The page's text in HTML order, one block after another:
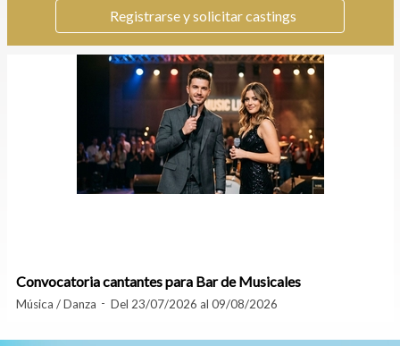
Registrarse y solicitar castings
Convocatoria cantantes para Bar de Musicales
Música / Danza Del 23/07/2026 al 09/08/2026